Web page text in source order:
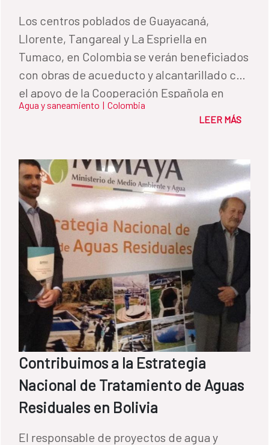
Los centros poblados de Guayacaná,
Llorente, Tangareal y La Espriella en
Tumaco, en Colombia se verán beneficiados
con obras de acueducto y alcantarillado con
el apoyo de la Cooperación Española en
Colombia, la Gobernación del Nariño y la
ejecutora.
Agua y saneamiento | Colombia
LEER MÁS
Contribuimos a la Estrategia
Nacional de Tratamiento de Aguas
Residuales en Bolivia
El responsable de proyectos de agua y